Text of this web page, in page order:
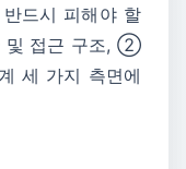
드시 피해야 할
및 접근 구조, ②
세 가지 측면에